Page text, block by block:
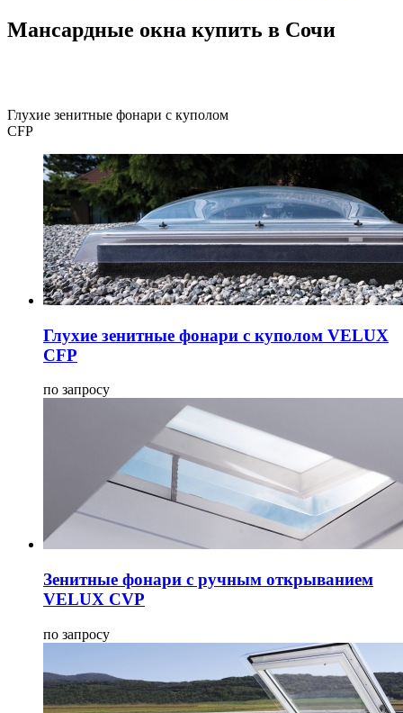
Мансардные окна купить в Сочи
Глухие зенитные фонари с куполом
CFP
Глухие зенитные фонари с куполом VELUX
CFP
по запросу
Зенитные фонари с ручным открыванием
VELUX CVP
по запросу